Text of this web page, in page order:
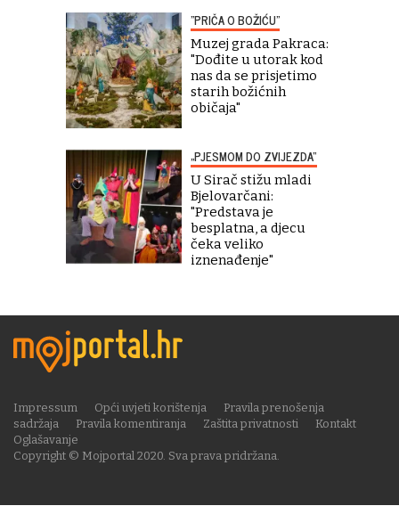
"PRIČA O BOŽIĆU"
Muzej grada Pakraca:
"Dođite u utorak kod
nas da se prisjetimo
starih božićnih
običaja"
„PJESMOM DO ZVIJEZDA“
U Sirač stižu mladi
Bjelovarčani:
"Predstava je
besplatna, a djecu
čeka veliko
iznenađenje"
Copyright © Mojportal 2020. Sva prava pridržana.
Impressum Opći uvjeti korištenja
Pravila prenošenja
sadržaja
Pravila komentiranja Zaštita privatnosti
Kontakt
Oglašavanje